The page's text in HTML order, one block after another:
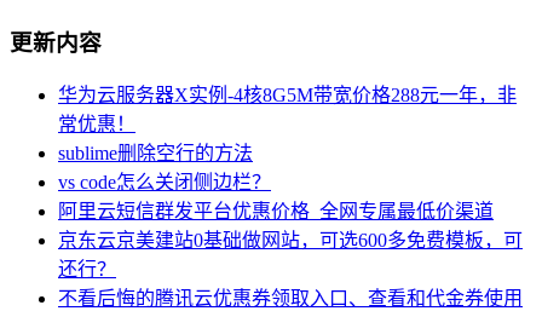
更新内容
华为云服务器X实例-4核8G5M带宽价格288元一年，非
常优惠！
sublime删除空行的方法
vs code怎么关闭侧边栏？
阿里云短信群发平台优惠价格_全网专属最低价渠道
京东云京美建站0基础做网站，可选600多免费模板，可
还行？
不看后悔的腾讯云优惠券领取入口、查看和代金券使用